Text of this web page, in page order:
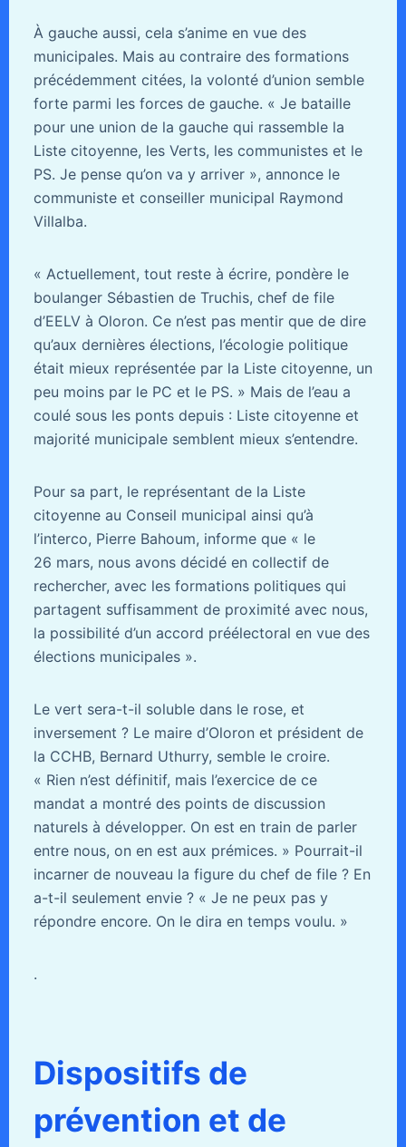
À gauche aussi, cela s’anime en vue des
municipales. Mais au contraire des formations
précédemment citées, la volonté d’union semble
forte parmi les forces de gauche. « Je bataille
pour une union de la gauche qui rassemble la
Liste citoyenne, les Verts, les communistes et le
PS. Je pense qu’on va y arriver », annonce le
communiste et conseiller municipal Raymond
Villalba.
« Actuellement, tout reste à écrire, pondère le
boulanger Sébastien de Truchis, chef de file
d’EELV à Oloron. Ce n’est pas mentir que de dire
qu’aux dernières élections, l’écologie politique
était mieux représentée par la Liste citoyenne, un
peu moins par le PC et le PS. » Mais de l’eau a
coulé sous les ponts depuis : Liste citoyenne et
majorité municipale semblent mieux s’entendre.
Pour sa part, le représentant de la Liste
citoyenne au Conseil municipal ainsi qu’à
l’interco, Pierre Bahoum, informe que « le
26 mars, nous avons décidé en collectif de
rechercher, avec les formations politiques qui
partagent suffisamment de proximité avec nous,
la possibilité d’un accord préélectoral en vue des
élections municipales ».
Le vert sera-t-il soluble dans le rose, et
inversement ? Le maire d’Oloron et président de
la CCHB, Bernard Uthurry, semble le croire.
« Rien n’est définitif, mais l’exercice de ce
mandat a montré des points de discussion
naturels à développer. On est en train de parler
entre nous, on en est aux prémices. » Pourrait-il
incarner de nouveau la figure du chef de file ? En
a-t-il seulement envie ? « Je ne peux pas y
répondre encore. On le dira en temps voulu. »
.
Dispositifs de
prévention et de